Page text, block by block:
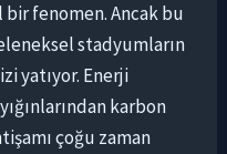
bir fenomen. Ancak bu
stadyumların
yatıyor. Enerji
karbon
çoğu zaman